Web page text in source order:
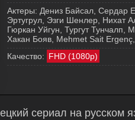
Актеры: Дениз Байсал, Сердар
Эртугрул, Эзги Шенлер, Нихат
Гюркан Уйгун, Тургут Тунчалп,
Хакан Бояв, Mehmet Sait
Качество: FHD (1080p)
сериал на русском